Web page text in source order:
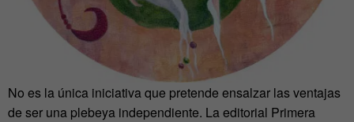
No es la única iniciativa que pretende ensalzar las ventajas
de ser una plebeya independiente. La editorial Primera